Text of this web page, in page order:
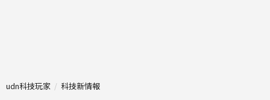
udn科技玩家 科技新情報